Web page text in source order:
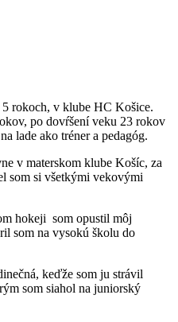
rokoch, v klube HC Košice.
po dovŕšení veku 23 rokov
lade ako tréner a pedagóg.
v materskom klube Košíc, za
som si všetkými vekovými
hokeji som opustil môj
som na vysokú školu do
keďže som ju strávil
som siahol na juniorský